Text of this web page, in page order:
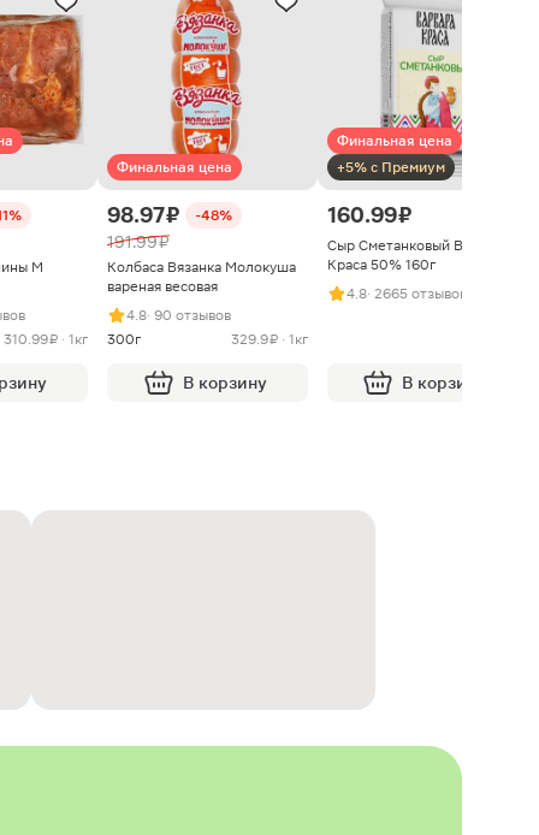
М
310.99 ₽ · 1кг
Финальная цена
98.97 ₽ -48%
191.99 ₽
Колбаса Вязанка Молокуша
вареная весовая
4.8· 90 отзывов
300г
329.9 ₽ · 1кг
В корзину
Финальная цена
+5% с Премиум
160.99 ₽
Сыр Сметанковый Варвара
Краса 50% 160г
4.8· 2665 отзывов
В корзину